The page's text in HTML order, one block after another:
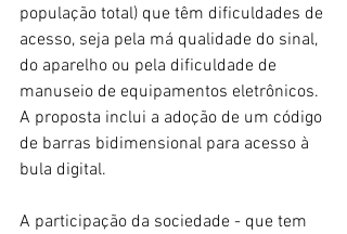
população total) que têm dificuldades de
acesso, seja pela má qualidade do sinal,
do aparelho ou pela dificuldade de
manuseio de equipamentos eletrônicos.
A proposta inclui a adoção de um código
de barras bidimensional para acesso à
bula digital.
A participação da sociedade - que tem